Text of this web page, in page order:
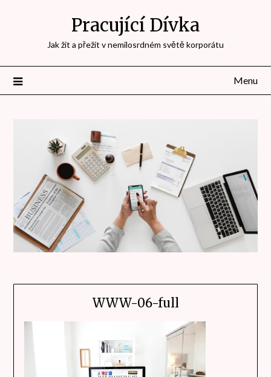
Pracující Dívka
Jak žít a přežít v nemilosrdném světě korporátu
Menu
WWW-06-full